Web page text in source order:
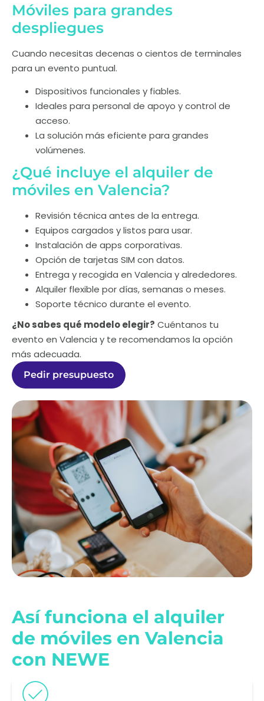
Móviles para grandes
despliegues
Cuando necesitas decenas o cientos de terminales
para un evento puntual.
Dispositivos funcionales y fiables.
Ideales para personal de apoyo y control de
acceso.
La solución más eficiente para grandes
volúmenes.
¿Qué incluye el alquiler de
móviles en Valencia?
Revisión técnica antes de la entrega.
Equipos cargados y listos para usar.
Instalación de apps corporativas.
Opción de tarjetas SIM con datos.
Entrega y recogida en Valencia y alrededores.
Alquiler flexible por días, semanas o meses.
Soporte técnico durante el evento.
¿No sabes qué modelo elegir? Cuéntanos tu
evento en Valencia y te recomendamos la opción
más adecuada.
Pedir presupuesto
Así funciona el alquiler
de móviles en Valencia
con NEWE